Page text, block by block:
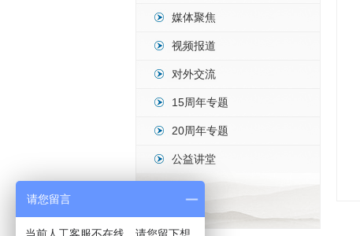
媒体聚焦
视频报道
对外交流
15周年专题
20周年专题
公益讲堂
请您留言